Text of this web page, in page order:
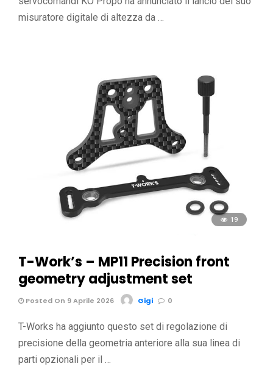
misuratore digitale di altezza da …
19
T-Work’s – MP11 Precision front
geometry adjustment set
Posted On 9 Aprile 2026 Gigi 0
T-Works ha aggiunto questo set di regolazione di
precisione della geometria anteriore alla sua linea di
parti opzionali per il …